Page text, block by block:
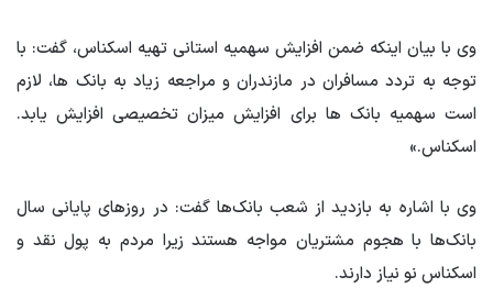
وی با بیان اینکه ضمن افزایش سهمیه استانی تهیه اسکناس، گفت: با
توجه به تردد مسافران در مازندران و مراجعه زیاد به بانک ها، لازم
است سهمیه بانک ها برای افزایش میزان تخصیصی افزایش یابد.
اسکناس.»
وی با اشاره به بازدید از شعب بانک‌ها گفت: در روزهای پایانی سال
بانک‌ها با هجوم مشتریان مواجه هستند زیرا مردم به پول نقد و
اسکناس نو نیاز دارند.